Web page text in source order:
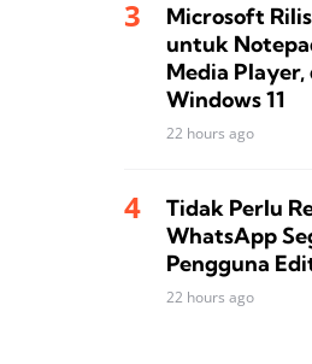
Microsoft
untuk
Media Player,
Windows 11
22 hours ago
Tidak Perlu
WhatsApp
Pengguna
22 hours ago